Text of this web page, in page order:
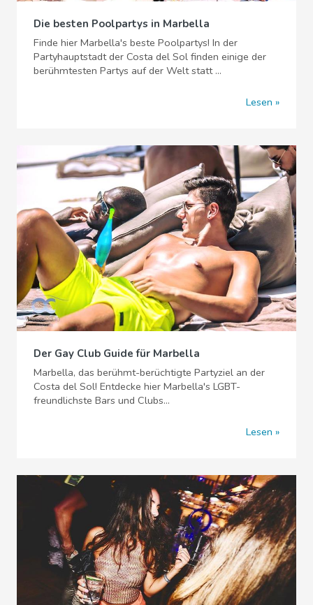
Die besten Poolpartys in Marbella
Finde hier Marbella's beste Poolpartys! In der
Partyhauptstadt der Costa del Sol finden einige der
berühmtesten Partys auf der Welt statt ...
Lesen
Der Gay Club Guide für Marbella
Marbella, das berühmt-berüchtigte Partyziel an der
Costa del Sol! Entdecke hier Marbella's LGBT-
freundlichste Bars und Clubs...
Lesen